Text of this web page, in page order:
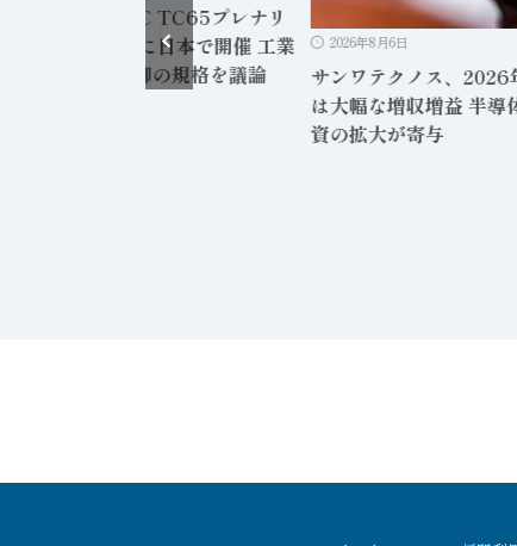
～7/3に「IEC TC65プレナリ
」を18年ぶりに日本で開催 工業
ロセス計測制御の規格を議論
2026年8月6日
サンワテクノス、2026
は大幅な増収増益 半
資の拡大が寄与